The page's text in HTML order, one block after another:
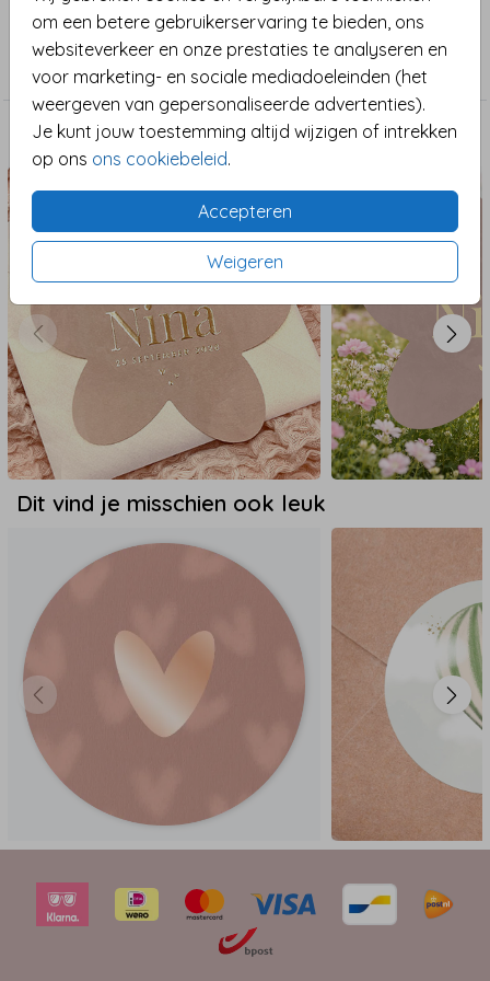
om een betere gebruikerservaring te bieden, ons
websiteverkeer en onze prestaties te analyseren en
voor marketing- en sociale mediadoeleinden (het
weergeven van gepersonaliseerde advertenties).
Je kunt jouw toestemming altijd wijzigen of intrekken
op ons ons cookiebeleid.
Accepteren
Weigeren
Verkrijgbaar in meerdere formaten. Bij 35 mm
ontvang je 25 stickers per vel.
Collectie
Sluitzegel
Maak het compleet
Dit vind je misschien ook leuk